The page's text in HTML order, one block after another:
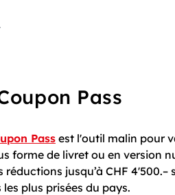
Pass
Pass est l'outil malin pour
forme de livret ou en version
réductions jusqu’à CHF
plus prisées du pays.